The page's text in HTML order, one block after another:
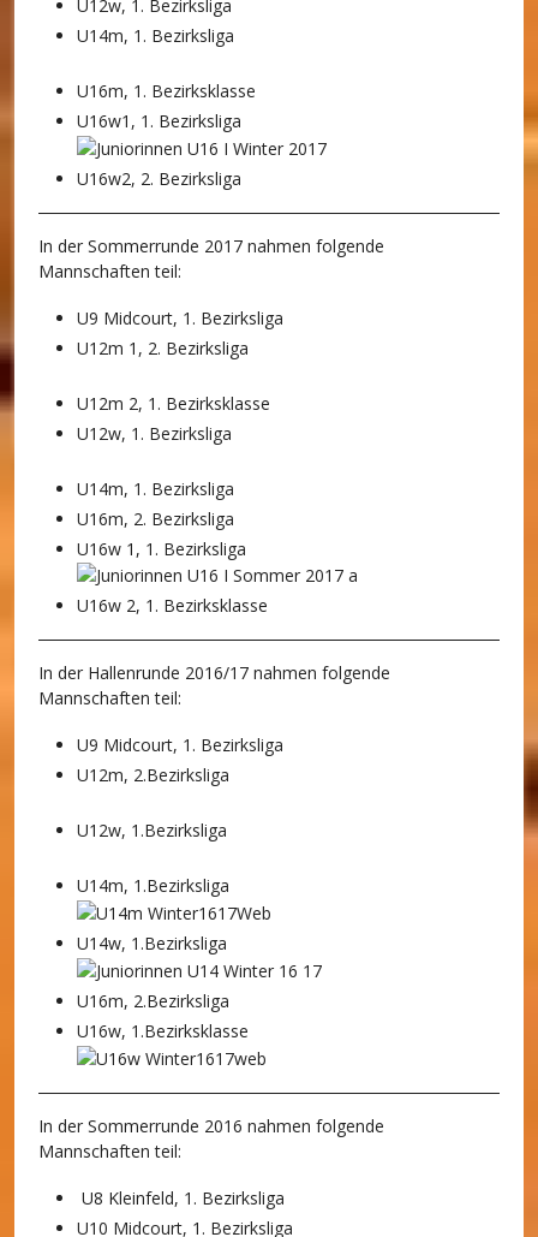
U12w, 1. Bezirksliga
U14m, 1. Bezirksliga
U16m, 1. Bezirksklasse
U16w1, 1. Bezirksliga
U16w2, 2. Bezirksliga
In der Sommerrunde 2017 nahmen folgende
Mannschaften teil:
U9 Midcourt, 1. Bezirksliga
U12m 1, 2. Bezirksliga
U12m 2, 1. Bezirksklasse
U12w, 1. Bezirksliga
U14m, 1. Bezirksliga
U16m, 2. Bezirksliga
U16w 1, 1. Bezirksliga
U16w 2, 1. Bezirksklasse
In der Hallenrunde 2016/17 nahmen folgende
Mannschaften teil:
U9 Midcourt, 1. Bezirksliga
U12m, 2.Bezirksliga
U12w, 1.Bezirksliga
U14m, 1.Bezirksliga
U14w, 1.Bezirksliga
U16m, 2.Bezirksliga
U16w, 1.Bezirksklasse
In der Sommerrunde 2016 nahmen folgende
Mannschaften teil:
U8 Kleinfeld, 1. Bezirksliga
U10 Midcourt, 1. Bezirksliga